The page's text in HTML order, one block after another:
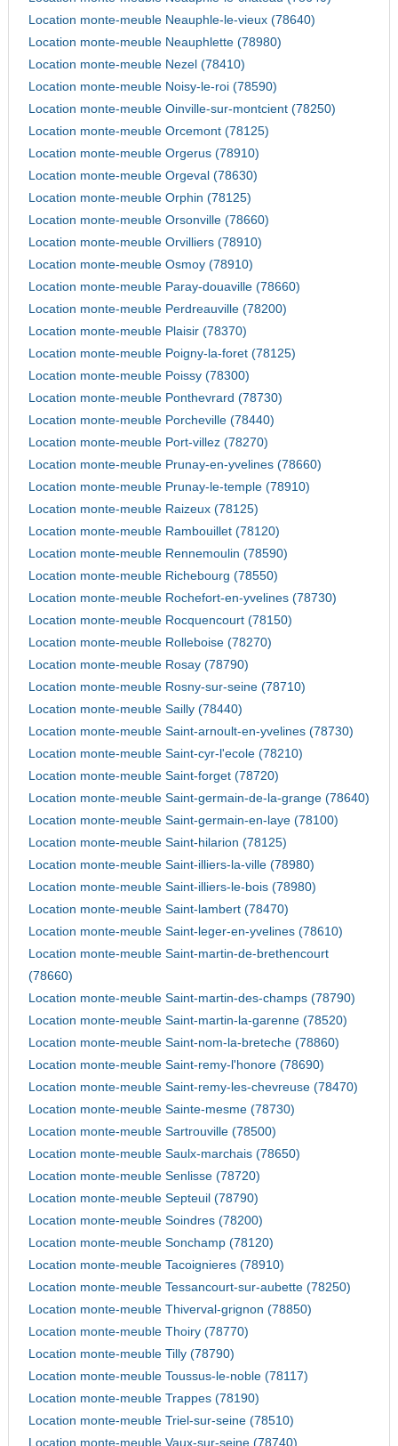
Location monte-meuble Neauphle-le-vieux (78640)
Location monte-meuble Neauphlette (78980)
Location monte-meuble Nezel (78410)
Location monte-meuble Noisy-le-roi (78590)
Location monte-meuble Oinville-sur-montcient (78250)
Location monte-meuble Orcemont (78125)
Location monte-meuble Orgerus (78910)
Location monte-meuble Orgeval (78630)
Location monte-meuble Orphin (78125)
Location monte-meuble Orsonville (78660)
Location monte-meuble Orvilliers (78910)
Location monte-meuble Osmoy (78910)
Location monte-meuble Paray-douaville (78660)
Location monte-meuble Perdreauville (78200)
Location monte-meuble Plaisir (78370)
Location monte-meuble Poigny-la-foret (78125)
Location monte-meuble Poissy (78300)
Location monte-meuble Ponthevrard (78730)
Location monte-meuble Porcheville (78440)
Location monte-meuble Port-villez (78270)
Location monte-meuble Prunay-en-yvelines (78660)
Location monte-meuble Prunay-le-temple (78910)
Location monte-meuble Raizeux (78125)
Location monte-meuble Rambouillet (78120)
Location monte-meuble Rennemoulin (78590)
Location monte-meuble Richebourg (78550)
Location monte-meuble Rochefort-en-yvelines (78730)
Location monte-meuble Rocquencourt (78150)
Location monte-meuble Rolleboise (78270)
Location monte-meuble Rosay (78790)
Location monte-meuble Rosny-sur-seine (78710)
Location monte-meuble Sailly (78440)
Location monte-meuble Saint-arnoult-en-yvelines (78730)
Location monte-meuble Saint-cyr-l'ecole (78210)
Location monte-meuble Saint-forget (78720)
Location monte-meuble Saint-germain-de-la-grange (78640)
Location monte-meuble Saint-germain-en-laye (78100)
Location monte-meuble Saint-hilarion (78125)
Location monte-meuble Saint-illiers-la-ville (78980)
Location monte-meuble Saint-illiers-le-bois (78980)
Location monte-meuble Saint-lambert (78470)
Location monte-meuble Saint-leger-en-yvelines (78610)
Location monte-meuble Saint-martin-de-brethencourt
(78660)
Location monte-meuble Saint-martin-des-champs (78790)
Location monte-meuble Saint-martin-la-garenne (78520)
Location monte-meuble Saint-nom-la-breteche (78860)
Location monte-meuble Saint-remy-l'honore (78690)
Location monte-meuble Saint-remy-les-chevreuse (78470)
Location monte-meuble Sainte-mesme (78730)
Location monte-meuble Sartrouville (78500)
Location monte-meuble Saulx-marchais (78650)
Location monte-meuble Senlisse (78720)
Location monte-meuble Septeuil (78790)
Location monte-meuble Soindres (78200)
Location monte-meuble Sonchamp (78120)
Location monte-meuble Tacoignieres (78910)
Location monte-meuble Tessancourt-sur-aubette (78250)
Location monte-meuble Thiverval-grignon (78850)
Location monte-meuble Thoiry (78770)
Location monte-meuble Tilly (78790)
Location monte-meuble Toussus-le-noble (78117)
Location monte-meuble Trappes (78190)
Location monte-meuble Triel-sur-seine (78510)
Location monte-meuble Vaux-sur-seine (78740)